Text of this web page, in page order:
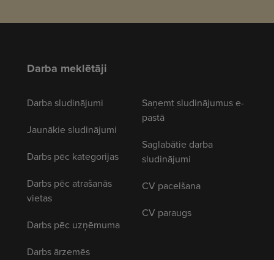
Darba meklētāji
Darba sludinājumi
Jaunākie sludinājumi
Darbs pēc kategorijas
Darbs pēc atrašanās
vietas
Darbs pēc uzņēmuma
Darbs ārzemēs
Saņemt sludinājumus e-
pastā
Saglabātie darba
sludinājumi
CV pacelšana
CV paraugs